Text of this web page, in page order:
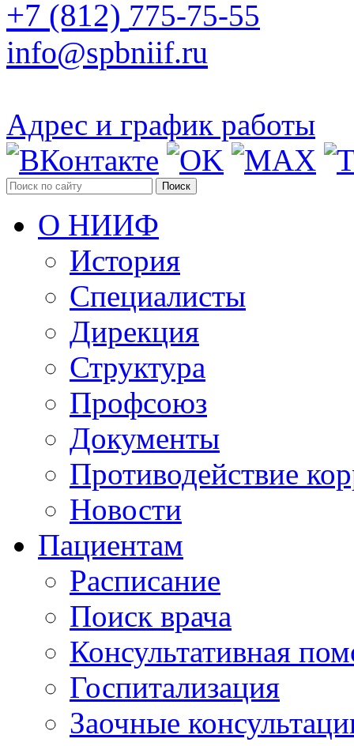
+7 (812) 775-75-55
info@spbniif.ru
Адрес и график работы
Поиск
О НИИФ
История
Специалисты
Дирекция
Структура
Профсоюз
Документы
Противодействие
Новости
Пациентам
Расписание
Поиск врача
Консультативная
Госпитализация
Заочные